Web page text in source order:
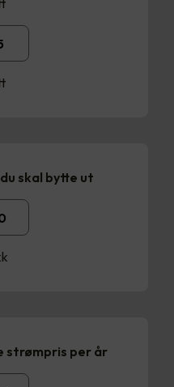
skal bytte ut
strømpris per år